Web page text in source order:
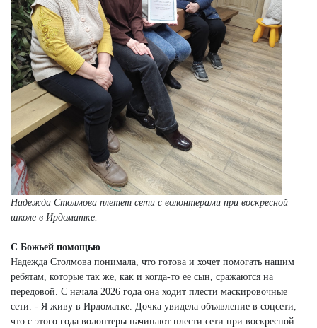
Надежда Столмова плетет сети с волонтерами при воскресной
школе в Ирдоматке.
С Божьей помощью
Надежда Столмова понимала, что готова и хочет помогать нашим
ребятам, которые так же, как и когда-то ее сын, сражаются на
передовой. С начала 2026 года она ходит плести маскировочные
сети. - Я живу в Ирдоматке. Дочка увидела объявление в соцсети,
что с этого года волонтеры начинают плести сети при воскресной